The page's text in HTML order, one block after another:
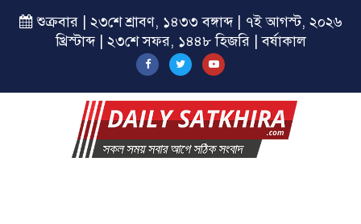
শুক্রবার | ২৩শে শ্রাবণ, ১৪৩৩ বঙ্গাব্দ | ৭ই আগস্ট, ২০২৬
খ্রিস্টাব্দ | ২৩শে সফর, ১৪৪৮ হিজরি | বর্ষাকাল